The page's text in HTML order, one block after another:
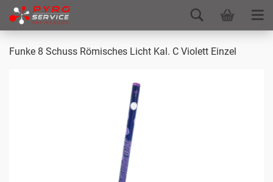
Funke 8 Schuss Römisches Licht Kal. C Violett Einzel